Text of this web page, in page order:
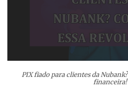
PIX fiado para clientes da
financeira!